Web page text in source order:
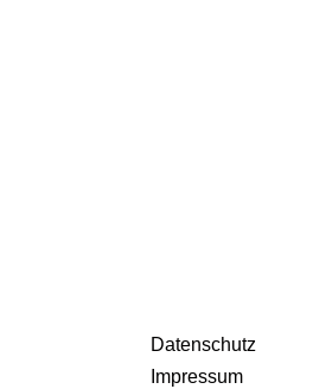
Datenschutz
Impressum